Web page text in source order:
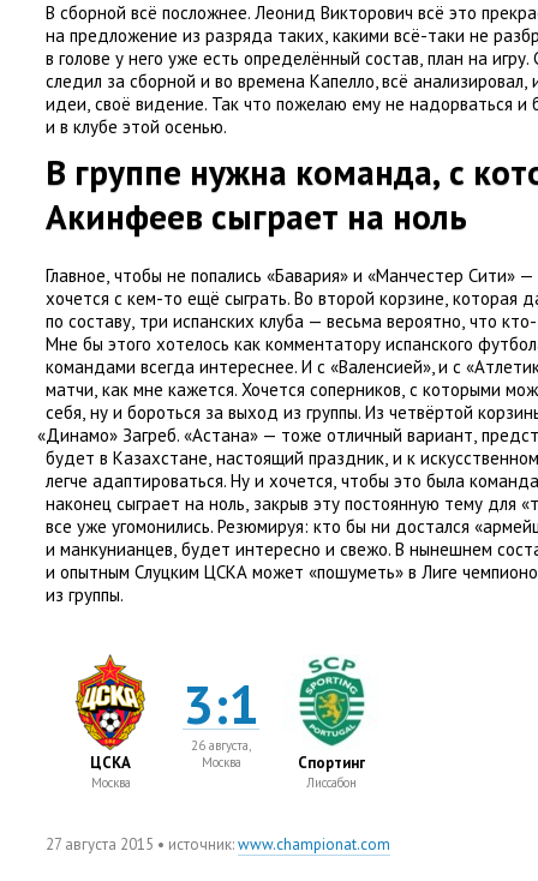
В сборной всё посложнее. Леонид Викторович всё это
на предложение из разряда таких, какими всё-таки не
в голове у него уже есть определённый состав, план на
следил за сборной и во времена Капелло, всё анализировал,
идеи, своё видение. Так что пожелаю ему не надорваться и
и в клубе этой осенью.
В группе нужна команда, с
Акинфеев сыграет на ноль
Главное, чтобы не попались «Бавария» и «Манчестер Сити»
хочется с кем-то ещё сыграть. Во второй корзине, которая
по составу, три испанских клуба — весьма вероятно, что
Мне бы этого хотелось как комментатору испанского
командами всегда интереснее. И с «Валенсией», и с
матчи, как мне кажется. Хочется соперников, с которыми
себя, ну и бороться за выход из группы. Из четвёртой
«Динамо» Загреб. «Астана» — тоже отличный вариант,
будет в Казахстане, настоящий праздник, и к
легче адаптироваться. Ну и хочется, чтобы это была команда
наконец сыграет на ноль, закрыв эту постоянную тему для «
все уже угомонились. Резюмируя: кто бы ни достался «
и манкунианцев, будет интересно и свежо. В нынешнем
и опытным Слуцким ЦСКА может «пошуметь» в Лиге
из группы.
ЦСКА
Москва
3:1
26 августа,
Москва
Спортинг
Лиссабон
27 августа 2015 • источник:www.championat.com